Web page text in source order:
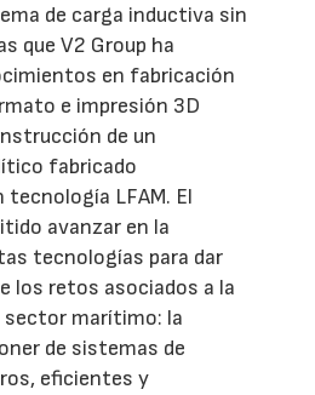
de carga inductiva sin
que V2 Group ha
en fabricación
e impresión 3D
de un
fabricado
LFAM. El
avanzar en la
tecnologías para dar
los retos asociados a la
marítimo: la
de sistemas de
eficientes y